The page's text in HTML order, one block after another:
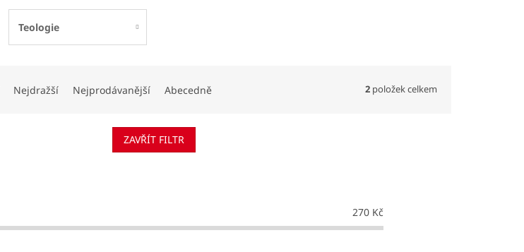
Teologie
Nejdražší Nejprodávanější Abecedně 2 položek celkem
ZAVŘÍT FILTR
270Kč